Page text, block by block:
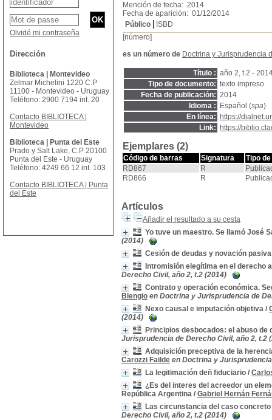
Mención de fecha: 2014
Fecha de aparición: 01/12/2014
Público
ISBD
[número]
es un número de Doctrina y Jurisprudencia
Título : año 2, t.2 -
Tipo de documento: texto impreso
Fecha de publicación: 2014
Idioma :
Español (spa)
En línea:
https://
Link:
https://
Ejemplares (2)
Código de barras Signatura
Tipo
RD867
R
RD866
R
Artículos
Añadir el resultado a su cesta
Yo tuve un maestro. Se llamó José
(2014)
Cesión de deudas y novación pasiva
Intromisión elegítima en el derecho
Derecho Civil, año 2, t.2 (2014)
Contrato y operación económica.
Blengio en Doctrina y Jurisprudencia de
Nexo causal e imputación objetiva /
(2014)
Principios desbocados: el abuso
Jurisprudencia de Derecho Civil, año 2, t.2
Adquisición preceptiva de la
Carozzi Failde en Doctrina y
La legitimación deñ fiduciario /
¿Es del interes del acreedor un
República Argentina / Gabriel Hernán
Las circunstancia del caso
Derecho Civil, año 2, t.2 (2014)
Olvidé mi contraseña
Dirección
Biblioteca | Montevideo
Zelmar Michelini 1220 C.P
11100 - Montevideo - Uruguay
Teléfono: 2900 7194 int. 20
Contacto BIBLIOTECA |
Montevideo
Biblioteca | Punta del Este
Prado y Salt Lake, C.P 20100
Punta del Este - Uruguay
Teléfono: 4249 66 12 int. 103
Contacto BIBLIOTECA | Punta
del Este